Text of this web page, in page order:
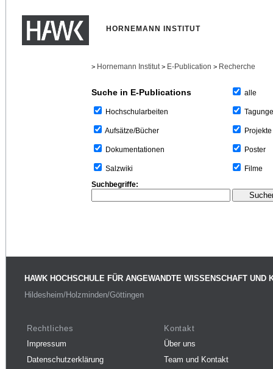
HORNEMANN INSTITUT
> Hornemann Institut > E-Publication > Recherche
Suche in E-Publications
Hochschularbeiten
Aufsätze/Bücher
Dokumentationen
Salzwiki
alle
Projekte
Poster
Filme
Suchbegriffe:
HAWK HOCHSCHULE FÜR ANGEWANDTE WISSENSCHAFT UND
Hildesheim/Holzminden/Göttingen
Rechtliches
Impressum
Datenschutzerklärung
Kontakt
Über uns
Team und Kontakt